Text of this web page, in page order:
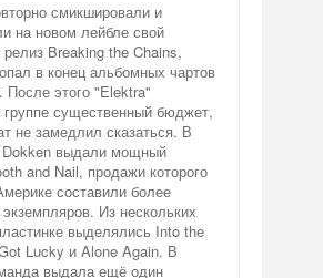
смикшировали и
на новом лейбле свой
Breaking the Chains,
в конец альбомных чартов
После этого "Elektra"
существенный бюджет,
не замедлил сказаться. В
Dokken выдали мощный
and Nail, продажи которого
составили более
Из нескольких
выделялись Into the
Lucky и Alone Again. В
выдала ещё один